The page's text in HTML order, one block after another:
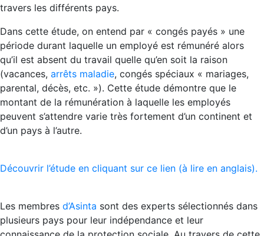
travers les différents pays.
Dans cette étude, on entend par « congés payés » une
période durant laquelle un employé est rémunéré alors
qu’il est absent du travail quelle qu’en soit la raison
(vacances, arrêts maladie, congés spéciaux « mariages,
parental, décès, etc. »). Cette étude démontre que le
montant de la rémunération à laquelle les employés
peuvent s’attendre varie très fortement d’un continent et
d’un pays à l’autre.
Découvrir l’étude en cliquant sur ce lien (à lire en anglais).
Les membres d’Asinta sont des experts sélectionnés dans
plusieurs pays pour leur indépendance et leur